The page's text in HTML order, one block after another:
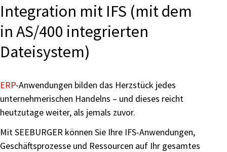
Integration mit IFS (mit dem
in AS/400 integrierten
Dateisystem)
ERP-Anwendungen bilden das Herzstück jedes
unternehmerischen Handelns – und dieses reicht
heutzutage weiter, als jemals zuvor.
Mit SEEBURGER können Sie Ihre IFS-Anwendungen,
Geschäftsprozesse und Ressourcen auf Ihr gesamtes